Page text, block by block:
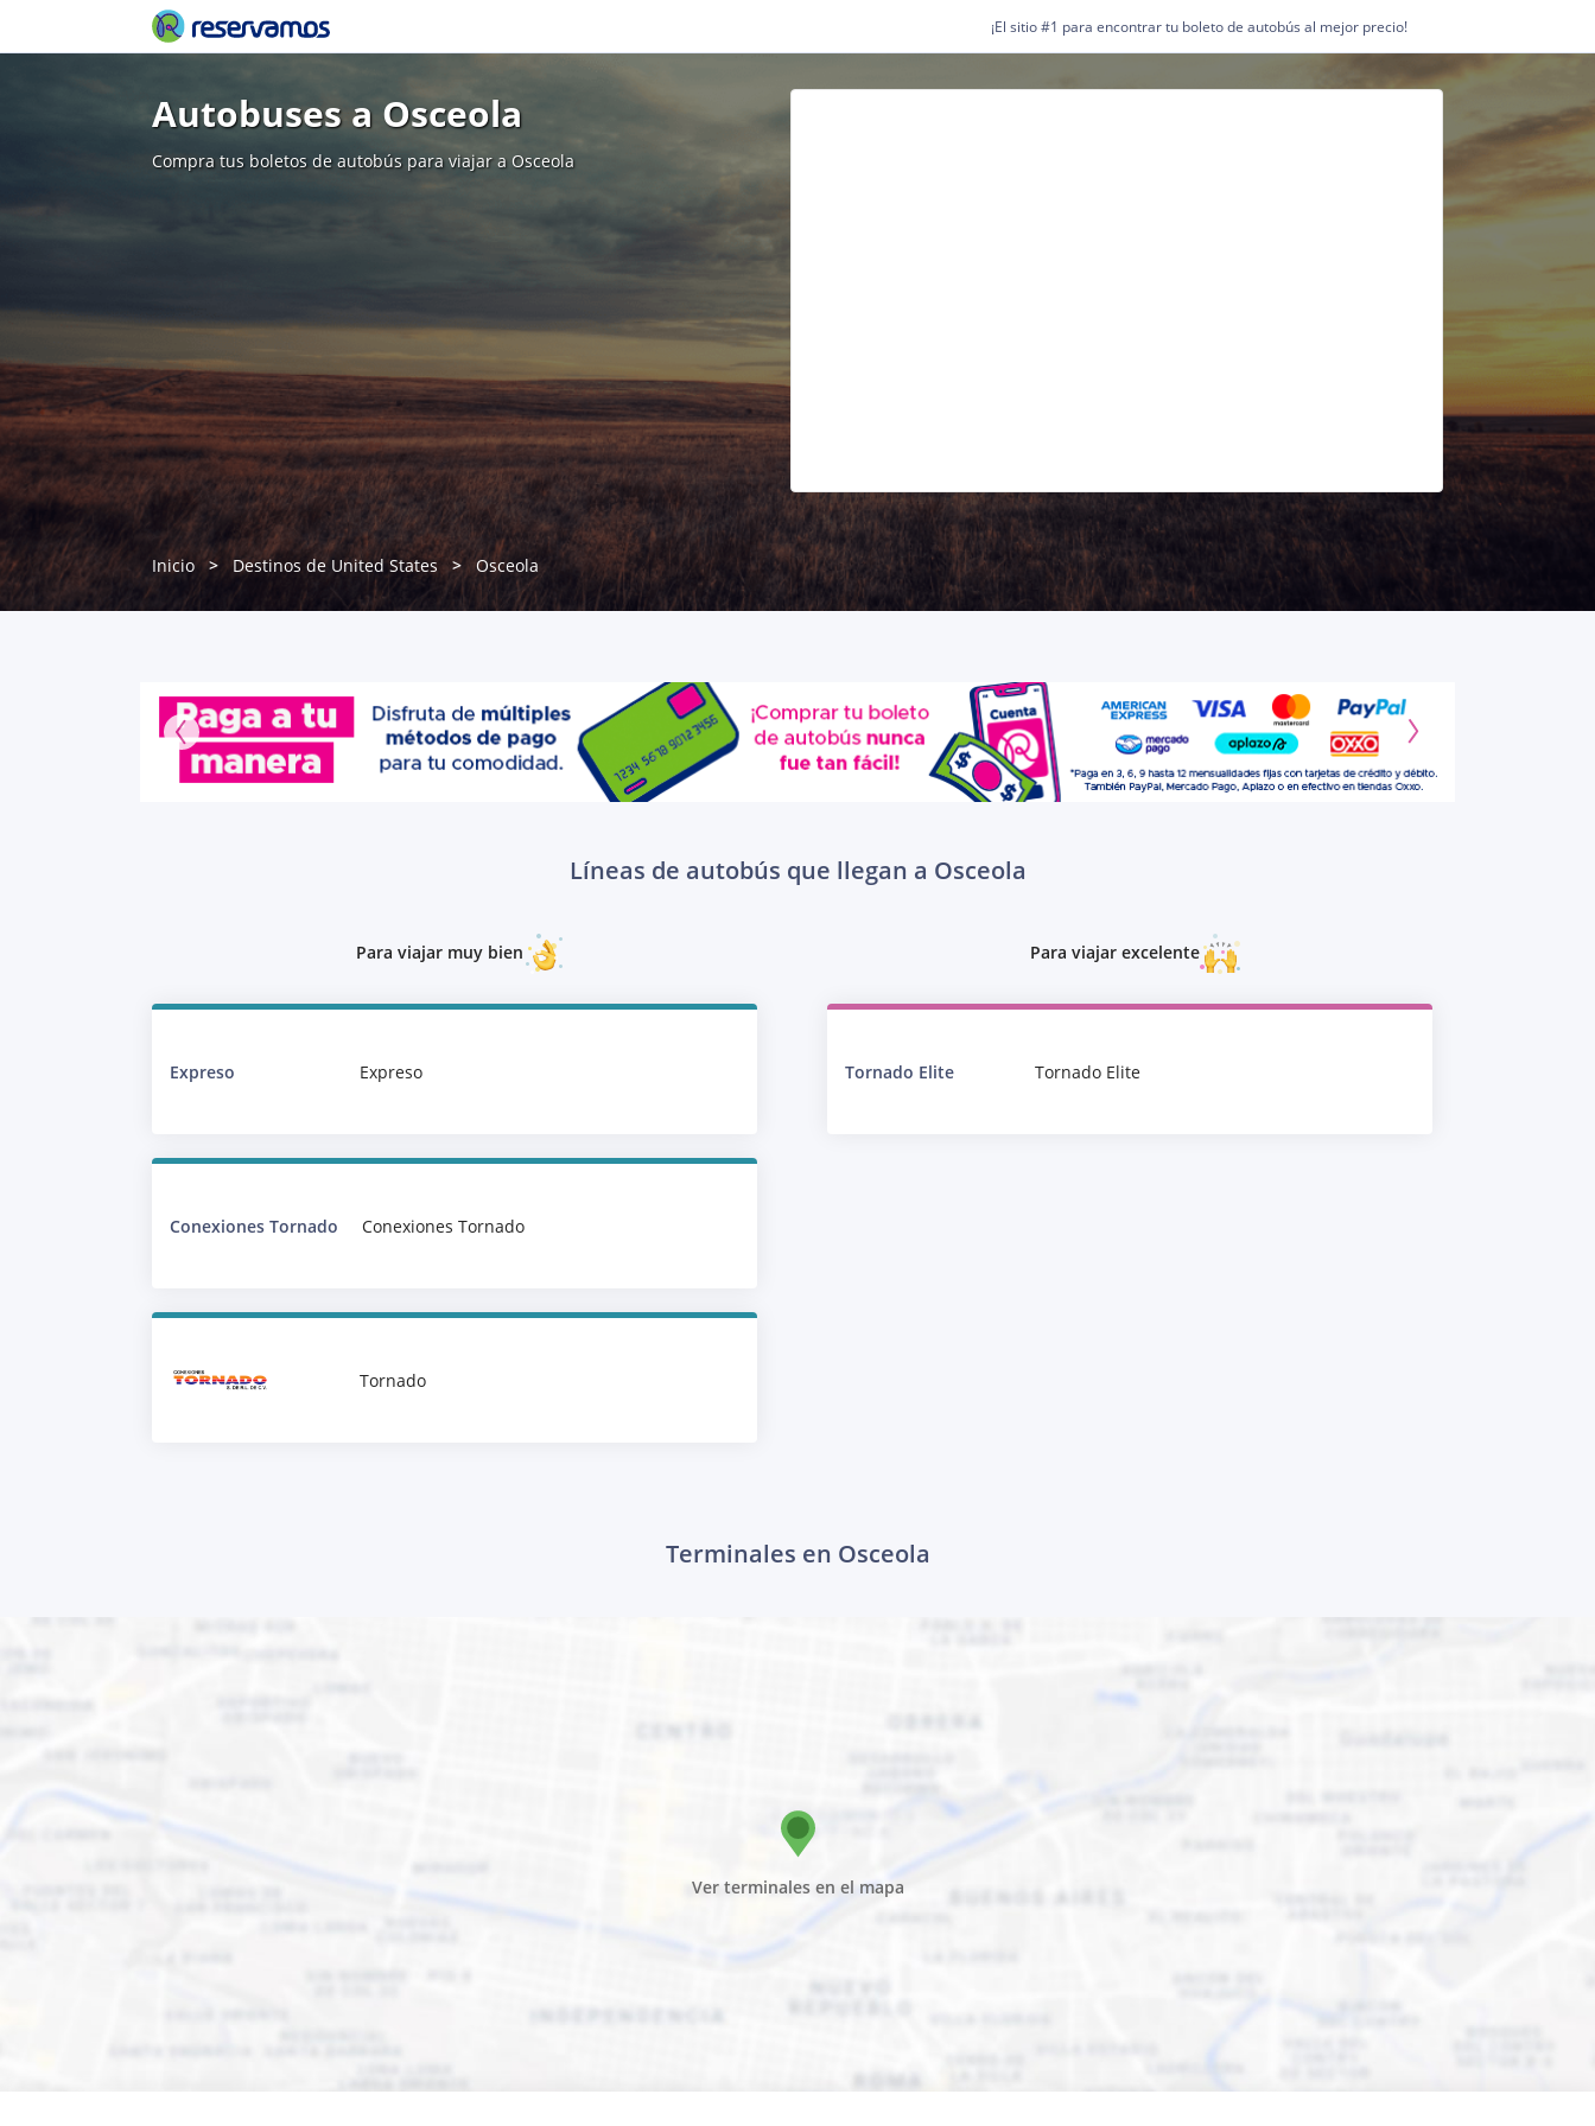
¡El sitio #1 para encontrar tu boleto de autobús al mejor precio!
Autobuses a Osceola
Compra tus boletos de autobús para viajar a Osceola
Inicio Destinos de United States Osceola
Líneas de autobús que llegan a Osceola
Para viajar muy bien
Expreso Expreso
Conexiones Tornado Conexiones Tornado
Tornado
Para viajar excelente
Tornado Elite Tornado Elite
Terminales en Osceola
Ver terminales en el mapa